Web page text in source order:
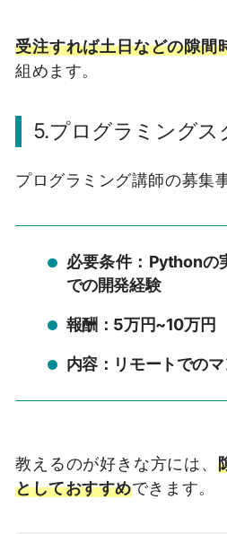
受注すれば土日などの隙間
組めます。
5.プログラミングス
プログラミング講師の募集
必要条件：Pythonの
での開発経験
報酬：5万円~10万円
内容：リモートでの
教えるのが好きな方には、
としておすすめできます。